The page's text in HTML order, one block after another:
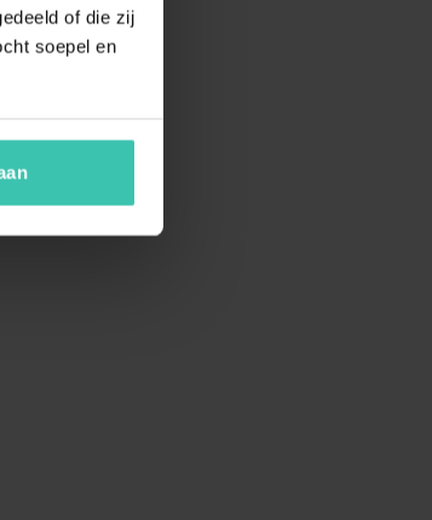
of die zij
soepel en